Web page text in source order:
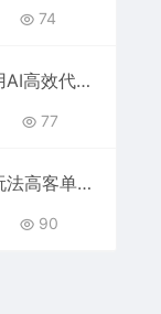
74
2026暴利！用AI高效代制作 PPT，全年旺季，日入 1000+，提示词直接送！
77
2025私域新玩法高客单价，每单3张操作简单，小白可轻松上手
90